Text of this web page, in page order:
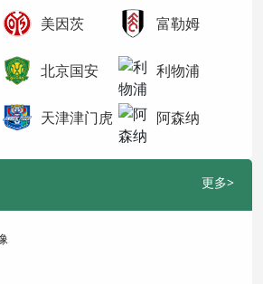
美因茨 富勒姆
北京国安 利物浦
天津津门虎 阿森纳
更多>